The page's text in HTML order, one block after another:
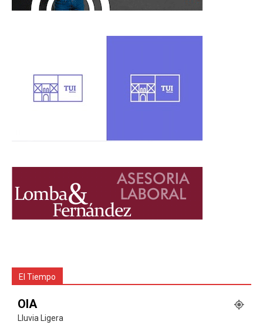
El Tiempo
OIA
Lluvia Ligera